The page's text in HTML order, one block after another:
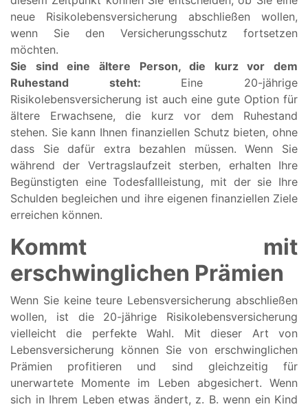
neue Risikolebensversicherung abschließen wollen,
wenn Sie den Versicherungsschutz fortsetzen
möchten.
Sie sind eine ältere Person, die kurz vor dem
Ruhestand steht: Eine 20-jährige
Risikolebensversicherung ist auch eine gute Option für
ältere Erwachsene, die kurz vor dem Ruhestand
stehen. Sie kann Ihnen finanziellen Schutz bieten, ohne
dass Sie dafür extra bezahlen müssen. Wenn Sie
während der Vertragslaufzeit sterben, erhalten Ihre
Begünstigten eine Todesfallleistung, mit der sie Ihre
Schulden begleichen und ihre eigenen finanziellen Ziele
erreichen können.
Kommt mit
erschwinglichen Prämien
Wenn Sie keine teure Lebensversicherung abschließen
wollen, ist die 20-jährige Risikolebensversicherung
vielleicht die perfekte Wahl. Mit dieser Art von
Lebensversicherung können Sie von erschwinglichen
Prämien profitieren und sind gleichzeitig für
unerwartete Momente im Leben abgesichert. Wenn
sich in Ihrem Leben etwas ändert, z. B. wenn ein Kind